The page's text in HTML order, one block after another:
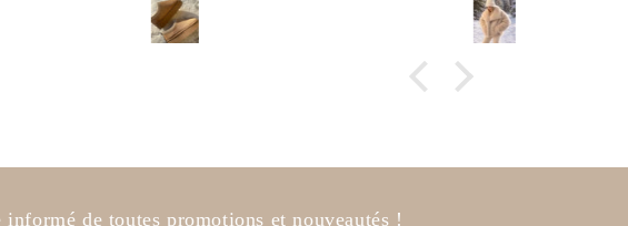
de toutes promotions et nouveautés !